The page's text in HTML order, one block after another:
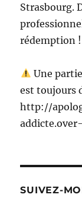
Strasbourg.
rédemption
Une
est toujours
http://
SUIVEZ-